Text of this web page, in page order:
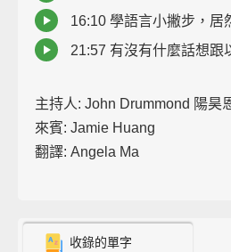
16:10 學語言小撇步，居
21:57 有沒有什麼話想跟
主持人: John Drummond 陽昊
來賓: Jamie Huang
翻譯: Angela Ma
收錄的單字